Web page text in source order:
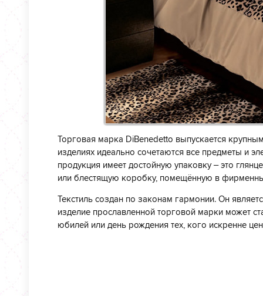
Торговая марка DiBenedetto выпускается
изделиях идеально сочетаются все предметы и
продукция имеет достойную упаковку – это
или блестящую коробку, помещённую в
Текстиль создан по законам гармонии. Он
изделие прославленной торговой марки может
юбилей или день рождения тех, кого искренне